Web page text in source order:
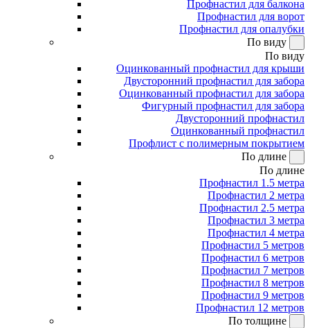
Профнастил для балкона
Профнастил для ворот
Профнастил для опалубки
По виду
По виду
Оцинкованный профнастил для крыши
Двусторонний профнастил для забора
Оцинкованный профнастил для забора
Фигурный профнастил для забора
Двусторонний профнастил
Оцинкованный профнастил
Профлист с полимерным покрытием
По длине
По длине
Профнастил 1.5 метра
Профнастил 2 метра
Профнастил 2.5 метра
Профнастил 3 метра
Профнастил 4 метра
Профнастил 5 метров
Профнастил 6 метров
Профнастил 7 метров
Профнастил 8 метров
Профнастил 9 метров
Профнастил 12 метров
По толщине